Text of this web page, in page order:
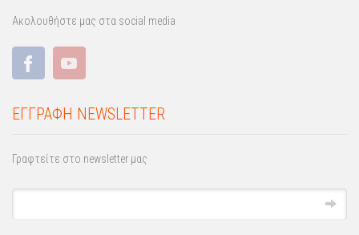
Ακολουθήστε μας στα social media
ΕΓΓΡΑΦΗ NEWSLETTER
Γραφτείτε στο newsletter μας